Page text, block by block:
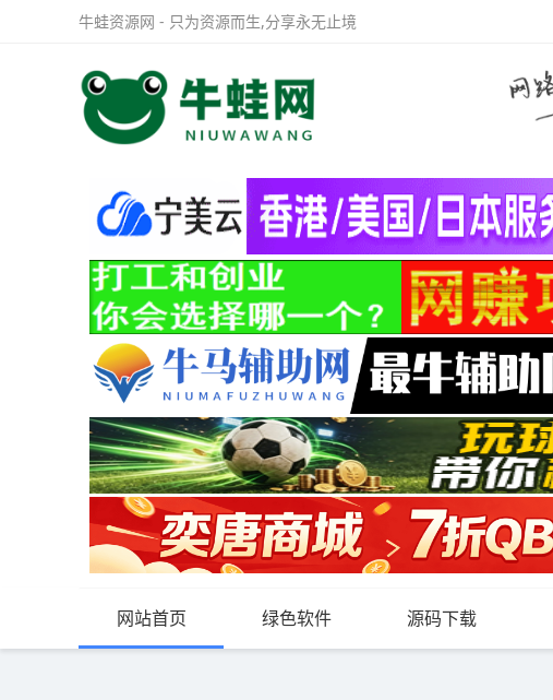
牛蛙资源网 - 只为资源而生,分享永无止境
网站首页 绿色软件 源码下载